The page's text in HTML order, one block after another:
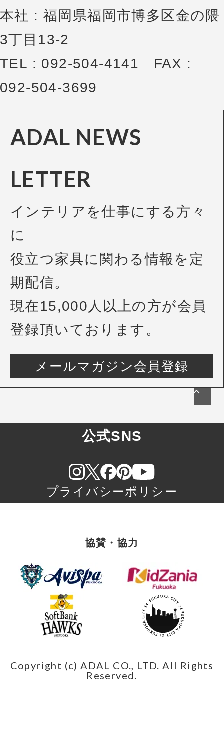
本社 : 福岡県福岡市博多区金の隈
3丁目13-2
TEL : 092-504-4141 FAX :
092-504-3699
ADAL NEWS
LETTER
インテリアを仕事にする方々
に
役立つ家具に関わる情報を定
期配信。
現在15,000人以上の方が会員
登録頂いております。
メールマガジン会員登録
公式SNS
プライバシーポリシー
協賛・協力
Copyright (c) ADAL CO., LTD. All Rights
Reserved.